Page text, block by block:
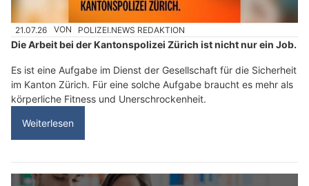
21.07.26 VON POLIZEI.NEWS REDAKTION
Die Arbeit bei der Kantonspolizei Zürich ist nicht nur ein Job.
Es ist eine Aufgabe im Dienst der Gesellschaft für die Sicherheit
im Kanton Zürich. Für eine solche Aufgabe braucht es mehr als
körperliche Fitness und Unerschrockenheit.
Weiterlesen